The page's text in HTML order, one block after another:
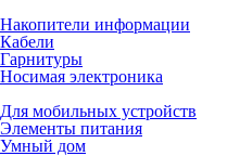
Накопители информации
Кабели
Гарнитуры
Носимая электроника
Для мобильных устройств
Элементы питания
Умный дом